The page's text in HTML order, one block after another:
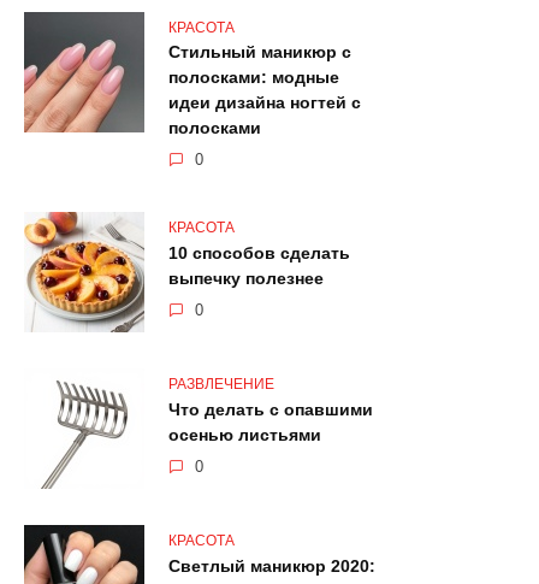
КРАСОТА
Стильный маникюр с
полосками: модные
идеи дизайна ногтей с
полосками
0
КРАСОТА
10 способов сделать
выпечку полезнее
0
РАЗВЛЕЧЕНИЕ
Что делать с опавшими
осенью листьями
0
КРАСОТА
Светлый маникюр 2020: